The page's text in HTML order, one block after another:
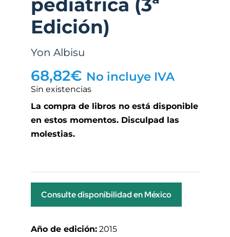
Edición)
Yon Albisu
68,82€ No incluye IVA
Sin existencias
La compra de libros no está disponible
en estos momentos. Disculpad las
molestias.
Consulte disponibilidad en México
Año de edición: 2015